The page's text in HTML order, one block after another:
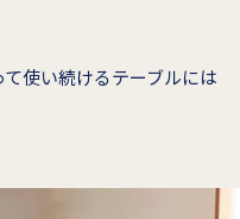
使い続けるテーブルには